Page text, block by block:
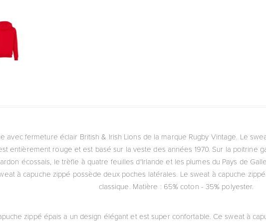
avec fermeture éclair British & Irish Lions de la marque Rugby Vintage. Le
entièrement rouge et est basé sur la veste des années 1970. Sur la poitrine
écossais, le trèfle à quatre feuilles d'Irlande et les plumes du Pays de
à capuche zippé possède deux poches latérales. Le sweat à capuche
classique. Matière : 65% coton - 35% polyester.
zippé épais a un design élégant et est super confortable. Ce sweat à